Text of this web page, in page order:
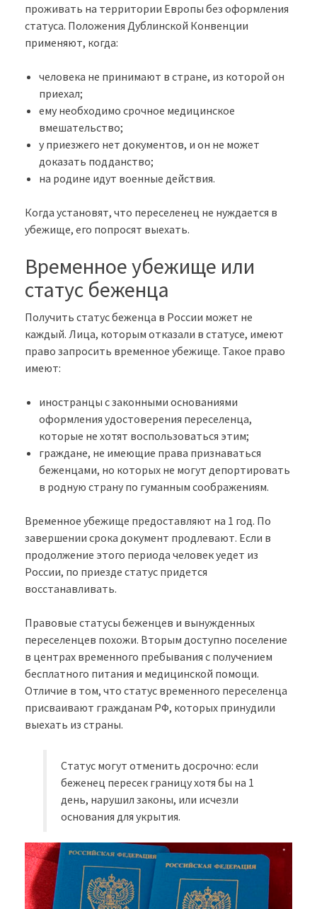
проживать на территории Европы без оформления
статуса. Положения Дублинской Конвенции
применяют, когда:
человека не принимают в стране, из которой он
приехал;
ему необходимо срочное медицинское
вмешательство;
у приезжего нет документов, и он не может
доказать подданство;
на родине идут военные действия.
Когда установят, что переселенец не нуждается в
убежище, его попросят выехать.
Временное убежище или
статус беженца
Получить статус беженца в России может не
каждый. Лица, которым отказали в статусе, имеют
право запросить временное убежище. Такое право
имеют:
иностранцы с законными основаниями
оформления удостоверения переселенца,
которые не хотят воспользоваться этим;
граждане, не имеющие права признаваться
беженцами, но которых не могут депортировать
в родную страну по гуманным соображениям.
Временное убежище предоставляют на 1 год. По
завершении срока документ продлевают. Если в
продолжение этого периода человек уедет из
России, по приезде статус придется
восстанавливать.
Правовые статусы беженцев и вынужденных
переселенцев похожи. Вторым доступно поселение
в центрах временного пребывания с получением
бесплатного питания и медицинской помощи.
Отличие в том, что статус временного переселенца
присваивают гражданам РФ, которых принудили
выехать из страны.
Статус могут отменить досрочно: если
беженец пересек границу хотя бы на 1
день, нарушил законы, или исчезли
основания для укрытия.